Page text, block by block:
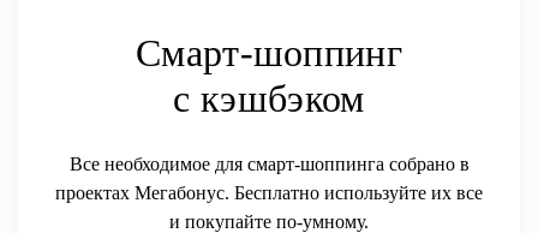
Смарт-шоппинг
скэшбэком
Все необходимое для смарт-шоппинга собрано в
проектах Мегабонус. Бесплатно используйте их все
и покупайте по-умному.